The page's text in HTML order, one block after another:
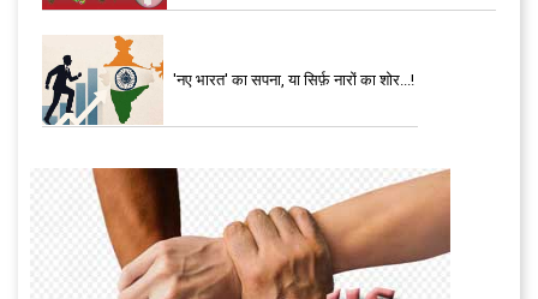
'नए भारत' का सपना, या सिर्फ़ नारों का शोर...!